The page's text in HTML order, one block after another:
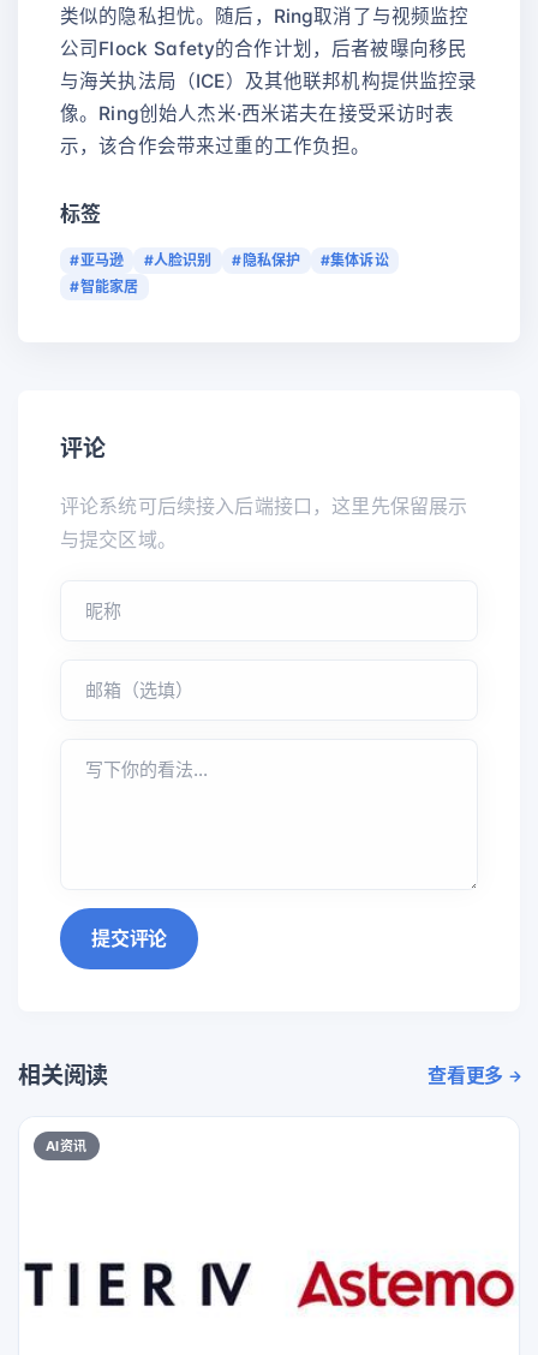
类似的隐私担忧。随后，Ring取消了与视频监控
公司Flock Safety的合作计划，后者被曝向移民
与海关执法局（ICE）及其他联邦机构提供监控录
像。Ring创始人杰米·西米诺夫在接受采访时表
示，该合作会带来过重的工作负担。
标签
#亚马逊 #人脸识别 #隐私保护
#集体诉讼
#智能家居
评论
评论系统可后续接入后端接口，这里先保留展示
与提交区域。
提交评论
相关阅读 查看更多
AI资讯